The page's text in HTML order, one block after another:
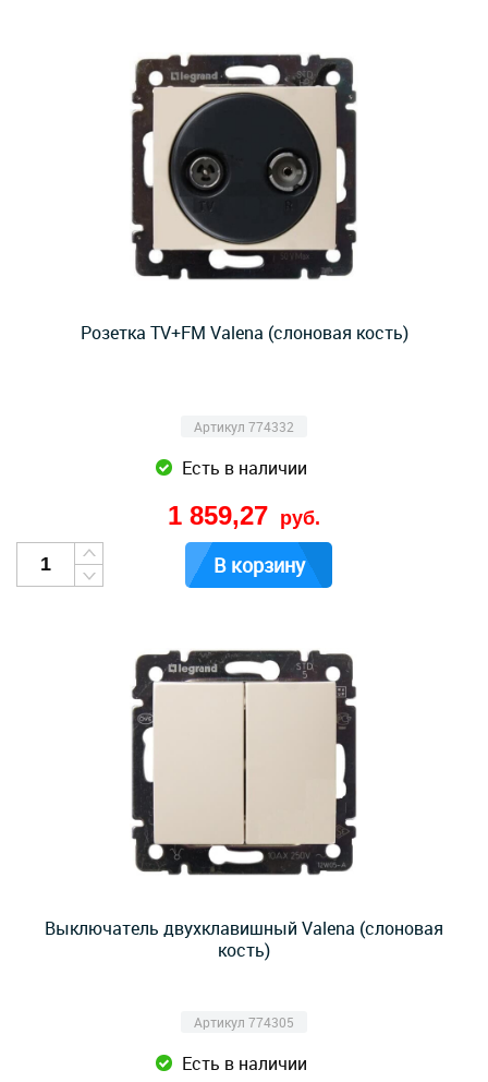
Розетка TV+FM Valena (слоновая кость)
Артикул 774332
Есть в наличии
1 859,27 руб.
В корзину
Выключатель двухклавишный Valena (слоновая
кость)
Артикул 774305
Есть в наличии